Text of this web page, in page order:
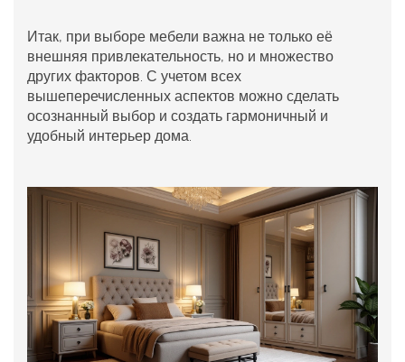
Итак, при выборе мебели важна не только её
внешняя привлекательность, но и множество
других факторов. С учетом всех
вышеперечисленных аспектов можно сделать
осознанный выбор и создать гармоничный и
удобный интерьер дома.